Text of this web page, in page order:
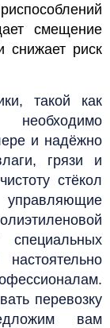
смещение
снижает риск
такой как
и надёжно
грязи и
стёкол
управляющие
перевозку
вам